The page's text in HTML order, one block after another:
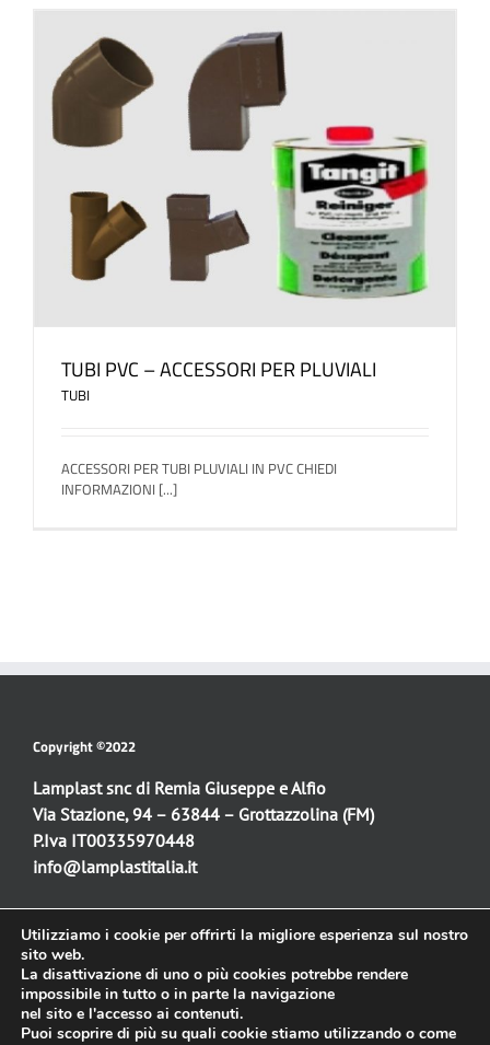
TUBI PVC – ACCESSORI PER PLUVIALI
TUBI
ACCESSORI PER TUBI PLUVIALI IN PVC CHIEDI
INFORMAZIONI [...]
Copyright ©2022
Lamplast snc di Remia Giuseppe e Alfio
Via Stazione, 94 – 63844 – Grottazzolina (FM)
P.Iva IT00335970448
info@lamplastitalia.it
Sito web:
Progettazione e realizzazione
Simone Fulimeni
info@simonefulimeni.it
Utilizziamo i cookie per offrirti la migliore esperienza sul nostro
sito web.
La disattivazione di uno o più cookies potrebbe rendere
impossibile in tutto o in parte la navigazione
nel sito e l'accesso ai contenuti.
Puoi scoprire di più su quali cookie stiamo utilizzando o come